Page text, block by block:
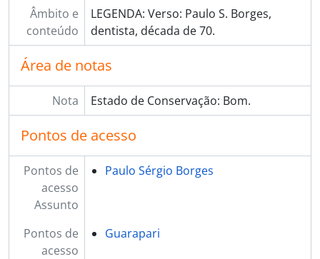
[Item] BR ESAPEES BR ESAPEES PB.065 - Paulo Borges e Paulo Hartung em evento político., 1998
[Item] BR ESAPEES BR ESAPEES PB.066 - Paulo Borges e Sergio Borges em evento no Judiciário., 1990
[Item] BR ESAPEES BR ESAPEES PB.067 - Paulo Borges Deputado Estadual com o Governador Vitor Buaiz em reunião politica, 1995 - 1996
[Item] BR ESAPEES BR ESAPEES PB.068 - Tancredo Neves em reunião politica no Estado., 1980
[Item] BR ESAPEES BR ESAPEES PB.069 - Slides da Festa de São Pedro na Prainha de Guarapari, 1990
[Item] BR ESAPEES BR ESAPEES PB.070 - Jornal Correio Radiativo, 07/1996
[Item] BR ESAPEES BR ESAPEES PB.071 - 04 documentos de partido político, solicitações e orientações de eleição., 25/08/1988
Âmbito e
conteúdo
LEGENDA: Verso: Paulo S. Borges,
dentista, década de 70.
Área de notas
Nota Estado de Conservação: Bom.
Pontos de acesso
Pontos de
acesso
Assunto
Paulo Sérgio Borges
Pontos de
acesso
Guarapari